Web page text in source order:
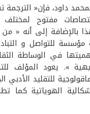
لمحمد داود، فإن«
مفتوح لمختلف
بالإضافة إلى أنه « من
مؤسسة للتواصل و
في الوساطة
». يعود المؤلف
للتقليد
الهوياتية كما